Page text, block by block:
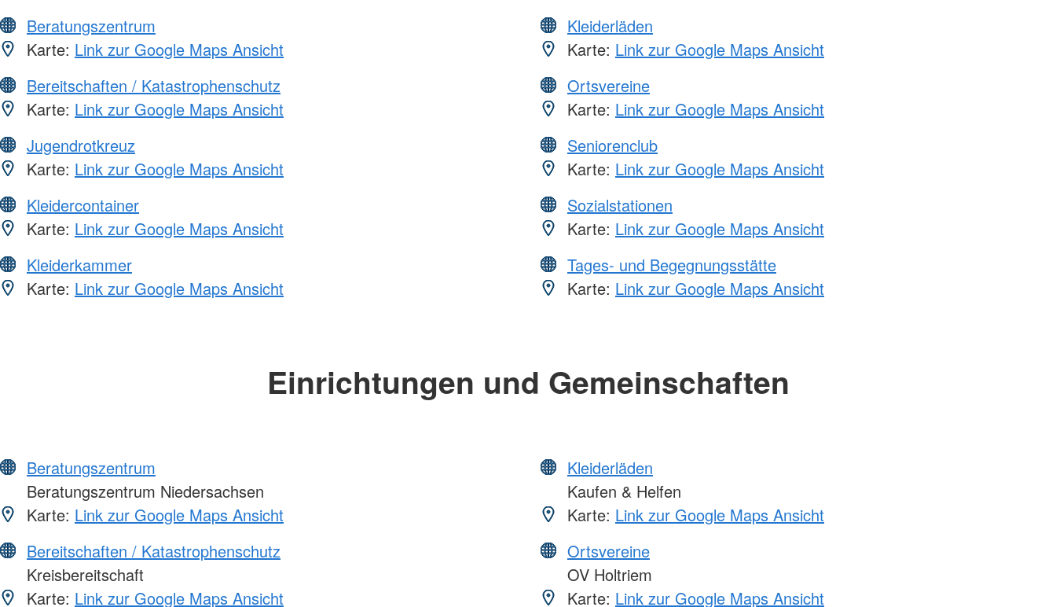
Beratungszentrum
Karte: Link zur Google Maps Ansicht
Bereitschaften / Katastrophenschutz
Karte: Link zur Google Maps Ansicht
Jugendrotkreuz
Karte: Link zur Google Maps Ansicht
Kleidercontainer
Karte: Link zur Google Maps Ansicht
Kleiderkammer
Karte: Link zur Google Maps Ansicht
Kleiderläden
Karte: Link zur Google Maps Ansicht
Ortsvereine
Karte: Link zur Google Maps Ansicht
Seniorenclub
Karte: Link zur Google Maps Ansicht
Sozialstationen
Karte: Link zur Google Maps Ansicht
Tages- und Begegnungsstätte
Karte: Link zur Google Maps Ansicht
Einrichtungen und Gemeinschaften
Beratungszentrum
Beratungszentrum Niedersachsen
Karte: Link zur Google Maps Ansicht
Bereitschaften / Katastrophenschutz
Kreisbereitschaft
Karte: Link zur Google Maps Ansicht
Kleiderläden
Kaufen & Helfen
Karte: Link zur Google Maps Ansicht
Ortsvereine
OV Holtriem
Karte: Link zur Google Maps Ansicht